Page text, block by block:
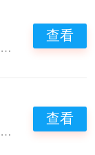
wland看文软件|
查看
wland看文软件|
查看